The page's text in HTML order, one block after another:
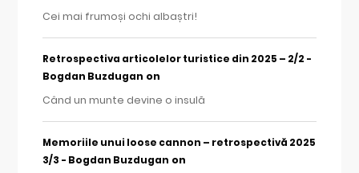
Cei mai frumoși ochi albaștri!
Retrospectiva articolelor turistice din 2025 – 2/2 -
Bogdan Buzdugan on
Când un munte devine o insulă
Memoriile unui loose cannon – retrospectivă 2025
3/3 - Bogdan Buzdugan on